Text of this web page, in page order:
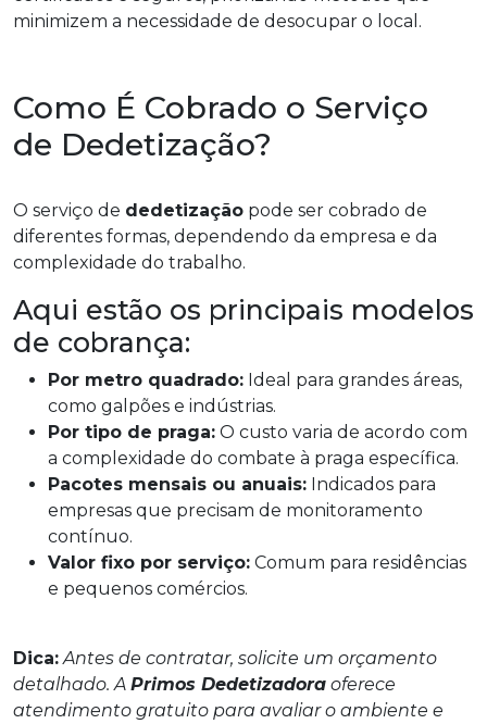
minimizem a necessidade de desocupar o local.
Como É Cobrado o Serviço
de Dedetização?
O serviço de dedetização pode ser cobrado de
diferentes formas, dependendo da empresa e da
complexidade do trabalho.
Aqui estão os principais modelos
de cobrança:
Por metro quadrado: Ideal para grandes áreas,
como galpões e indústrias.
Por tipo de praga: O custo varia de acordo com
a complexidade do combate à praga específica.
Pacotes mensais ou anuais: Indicados para
empresas que precisam de monitoramento
contínuo.
Valor fixo por serviço: Comum para residências
e pequenos comércios.
Dica: Antes de contratar, solicite um orçamento
detalhado. A Primos Dedetizadora oferece
atendimento gratuito para avaliar o ambiente e